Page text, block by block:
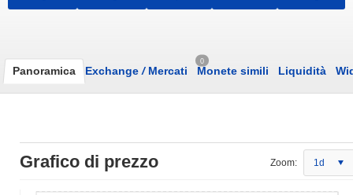
Panoramica Exchange /Mercati
0
Monete simili Liquidità
Grafico di prezzo Zoom: 1d